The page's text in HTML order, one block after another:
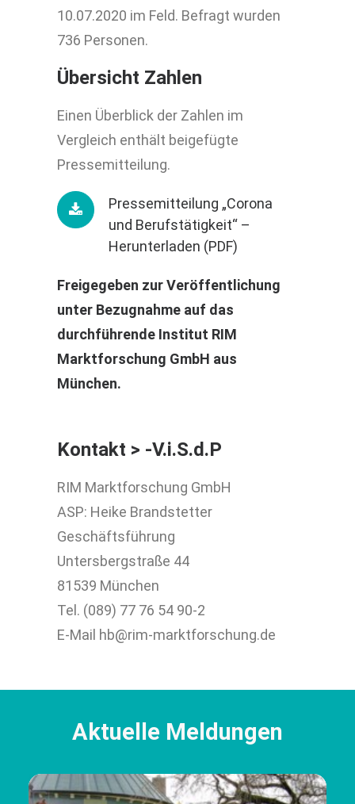
10.07.2020 im Feld. Befragt wurden
736 Personen.
Übersicht Zahlen
Einen Überblick der Zahlen im
Vergleich enthält beigefügte
Pressemitteilung.
Pressemitteilung „Corona
und Berufstätigkeit“ –
Herunterladen (PDF)
Freigegeben zur Veröffentlichung
unter Bezugnahme auf das
durchführende Institut RIM
Marktforschung GmbH aus
München.
Kontakt > -V.i.S.d.P
RIM Marktforschung GmbH
ASP: Heike Brandstetter
Geschäftsführung
Untersbergstraße 44
81539 München
Tel. (089) 77 76 54 90-2
E-Mail hb@rim-marktforschung.de
Aktuelle Meldungen